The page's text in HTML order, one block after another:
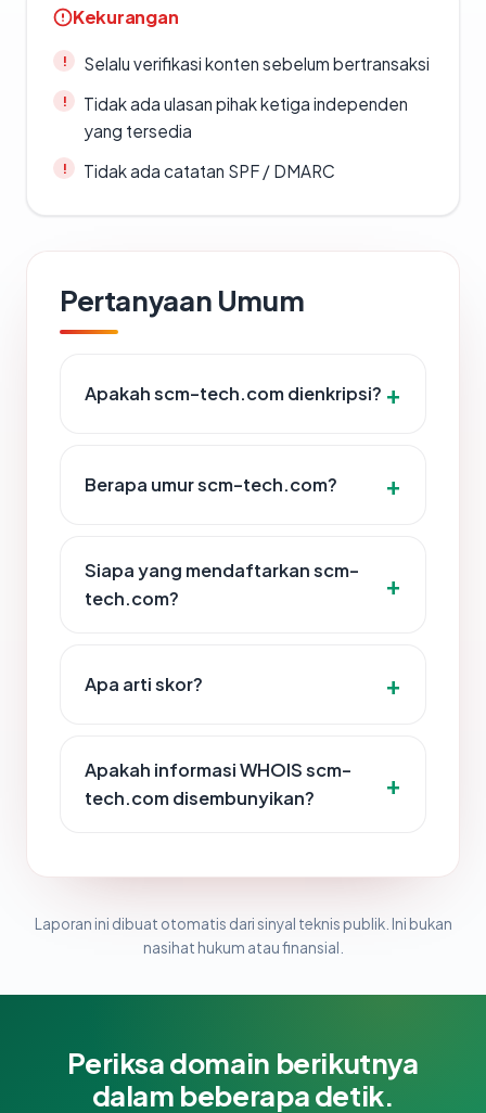
Kekurangan
Selalu verifikasi konten sebelum bertransaksi
Tidak ada ulasan pihak ketiga independen
yang tersedia
Tidak ada catatan SPF / DMARC
Pertanyaan Umum
Apakah scm-tech.com dienkripsi?
Berapa umur scm-tech.com?
Siapa yang mendaftarkan scm-
tech.com?
Apa arti skor?
Apakah informasi WHOIS scm-
tech.com disembunyikan?
Laporan ini dibuat otomatis dari sinyal teknis publik. Ini bukan
nasihat hukum atau finansial.
Periksa domain berikutnya
dalam beberapa detik.